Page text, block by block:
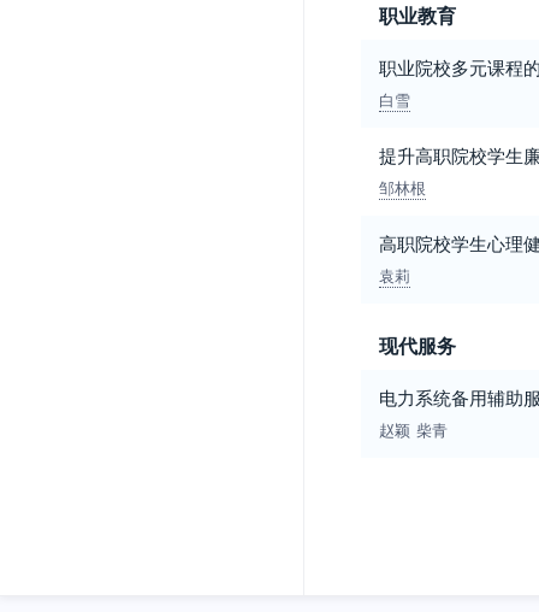
职业教育
职业院校多元课程
白雪
提升高职院校学生
邹林根
高职院校学生心理
袁莉
现代服务
电力系统备用辅助
赵颖 柴青